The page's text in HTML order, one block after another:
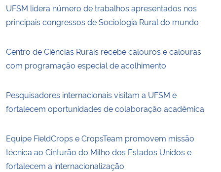
UFSM lidera número de trabalhos apresentados nos
principais congressos de Sociologia Rural do mundo
Centro de Ciências Rurais recebe calouros e calouras
com programação especial de acolhimento
Pesquisadores internacionais visitam a UFSM e
fortalecem oportunidades de colaboração acadêmica
Equipe FieldCrops e CropsTeam promovem missão
técnica ao Cinturão do Milho dos Estados Unidos e
fortalecem a internacionalização